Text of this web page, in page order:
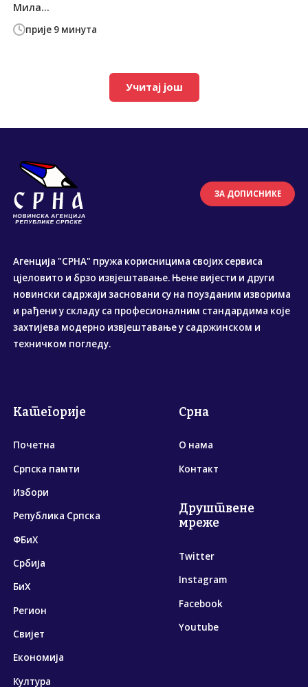
прије 9 минута
Мила...
Учитај још
ЗА ДОПИСНИКЕ
Агенција "СРНА" пружа корисницима својих сервиса
цјеловито и брзо извјештавање. Њене вијести и други
новински садржаји засновани су на поузданим изворима
и рађени у складу са професионалним стандардима које
захтијева модерно извјештавање у садржинском и
техничком погледу.
Категорије
Почетна
Српска памти
Избори
Република Српска
ФБиХ
Србија
БиХ
Регион
Свијет
Економија
Култура
Срна
О нама
Контакт
Друштвене
мреже
Twitter
Instagram
Facebook
Youtube